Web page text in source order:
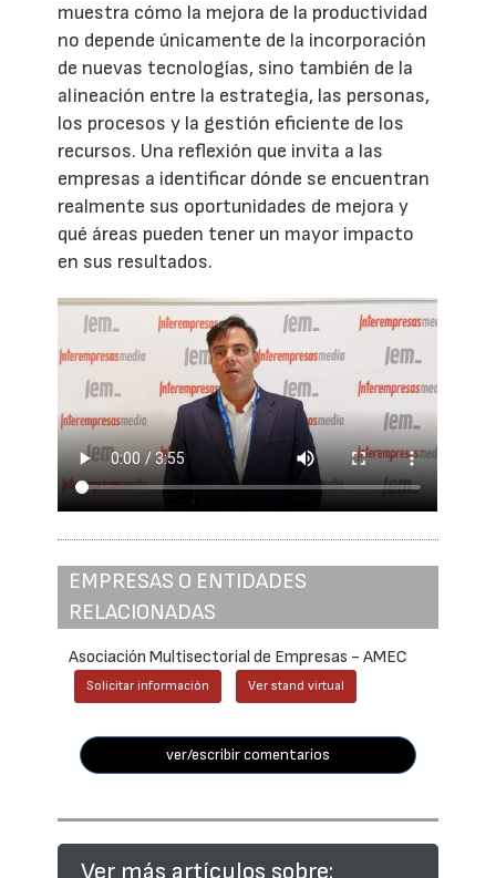
muestra cómo la mejora de la productividad
no depende únicamente de la incorporación
de nuevas tecnologías, sino también de la
alineación entre la estrategia, las personas,
los procesos y la gestión eficiente de los
recursos. Una reflexión que invita a las
empresas a identificar dónde se encuentran
realmente sus oportunidades de mejora y
qué áreas pueden tener un mayor impacto
en sus resultados.
EMPRESAS O ENTIDADES
RELACIONADAS
Asociación Multisectorial de Empresas - AMEC
Solicitar información Ver stand virtual
ver/escribir comentarios